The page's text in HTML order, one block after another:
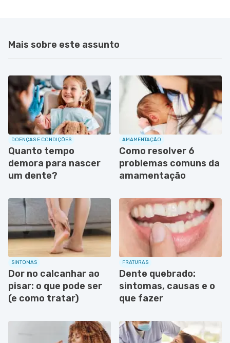
Mais sobre este assunto
DOENÇAS E CONDIÇÕES
Quanto tempo
demora para nascer
um dente?
AMAMENTAÇÃO
Como resolver 6
problemas comuns da
amamentação
SINTOMAS
Dor no calcanhar ao
pisar: o que pode ser
(e como tratar)
FRATURAS
Dente quebrado:
sintomas, causas e o
que fazer